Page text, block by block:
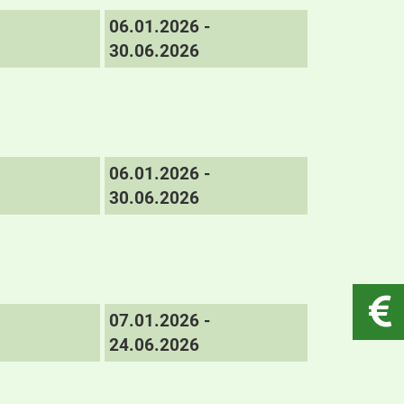
06.01.2026 -
30.06.2026
06.01.2026 -
30.06.2026
07.01.2026 -
24.06.2026